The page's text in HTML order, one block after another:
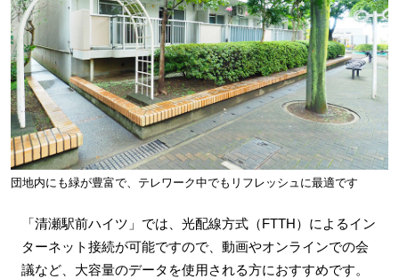
団地内にも緑が豊富で、テレワーク中でもリフレッシュに最適です
「清瀬駅前ハイツ」では、光配線方式（FTTH）によるイン
ターネット接続が可能ですので、動画やオンラインでの会
議など、大容量のデータを使用される方におすすめです。